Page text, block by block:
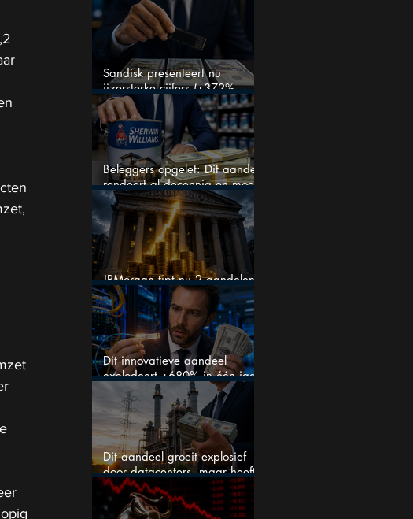
Sandisk presenteert nu
ijzersterke cijfers (+372%
omzetgroei), toch zakt het
aandeel weg
Beleggers opgelet: Dit aandeel
rendeert al decennia en moet
op je watchlist staan!
JPMorgan tipt nu 2 aandelen
voor augustus
Dit innovatieve aandeel
explodeert +680% in één jaar
en blijft maar stijgen
Dit aandeel groeit explosief
door datacenters, maar heeft
tientallen miljarden nodig